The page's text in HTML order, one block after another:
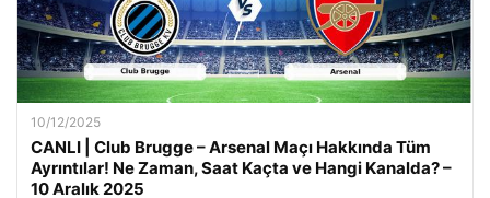
10/12/2025
CANLI | Club Brugge – Arsenal Maçı Hakkında Tüm
Ayrıntılar! Ne Zaman, Saat Kaçta ve Hangi Kanalda? –
10 Aralık 2025